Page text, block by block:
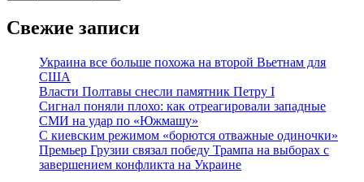
Свежие записи
Украина все больше похожа на второй Вьетнам для
США
Власти Полтавы снесли памятник Петру I
Сигнал поняли плохо: как отреагировали западные
СМИ на удар по «Южмашу»
С киевским режимом «борются отважные одиночки»
Премьер Грузии связал победу Трампа на выборах с
завершением конфликта на Украине